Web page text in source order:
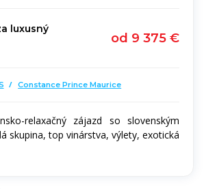
luxusný
od 9 375 €
/ Constance Prince Maurice
relaxačný zájazd so slovenským
skupina, top vinárstva, výlety, exotická